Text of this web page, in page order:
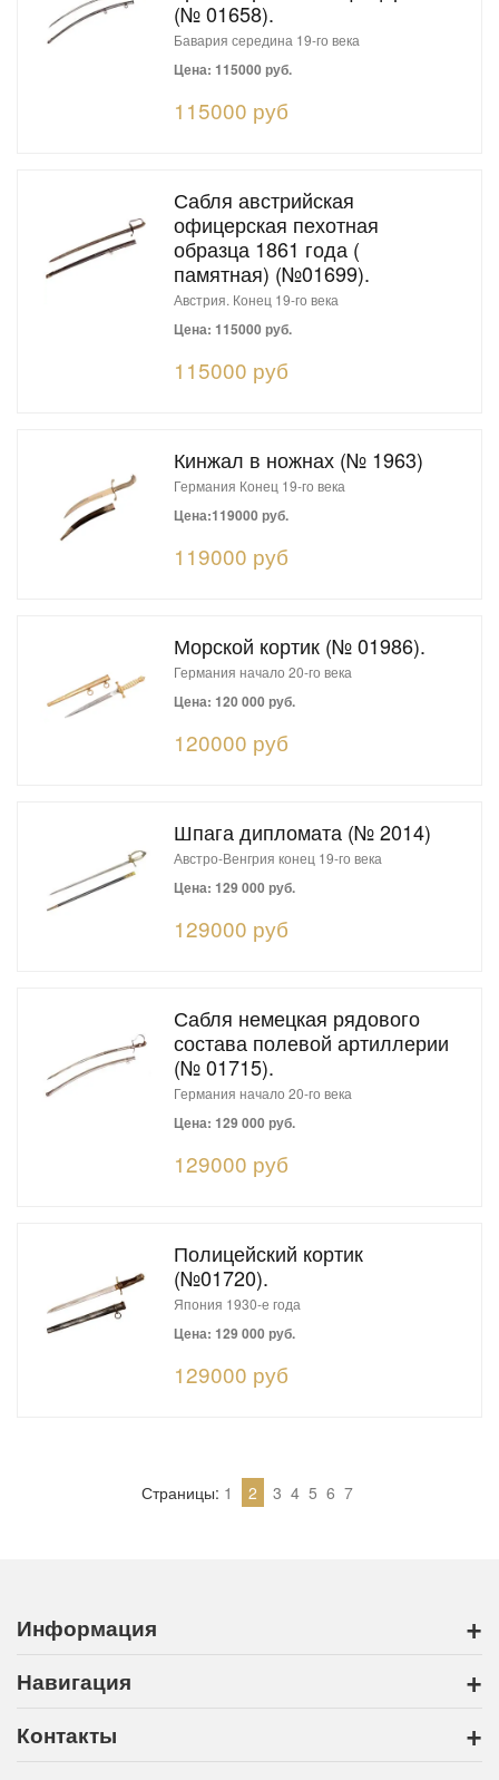
(№ 01658).
Бавария середина 19-го века
Цена: 115000 руб.
115000 руб
Сабля австрийская
офицерская пехотная
образца 1861 года (
памятная) (№01699).
Австрия. Конец 19-го века
Цена: 115000 руб.
115000 руб
Кинжал в ножнах (№ 1963)
Германия Конец 19-го века
Цена:119000 руб.
119000 руб
Морской кортик (№ 01986).
Германия начало 20-го века
Цена: 120 000 руб.
120000 руб
Шпага дипломата (№ 2014)
Австро-Венгрия конец 19-го века
Цена: 129 000 руб.
129000 руб
Сабля немецкая рядового
состава полевой артиллерии
(№ 01715).
Германия начало 20-го века
Цена: 129 000 руб.
129000 руб
Полицейский кортик
(№01720).
Япония 1930-е года
Цена: 129 000 руб.
129000 руб
Страницы: 1 2 3 4 5 6 7
Информация +
Навигация +
Контакты +